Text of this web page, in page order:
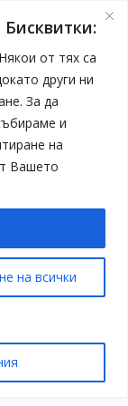
от тях са
други ни
За да
и
на
Вашето
на всички